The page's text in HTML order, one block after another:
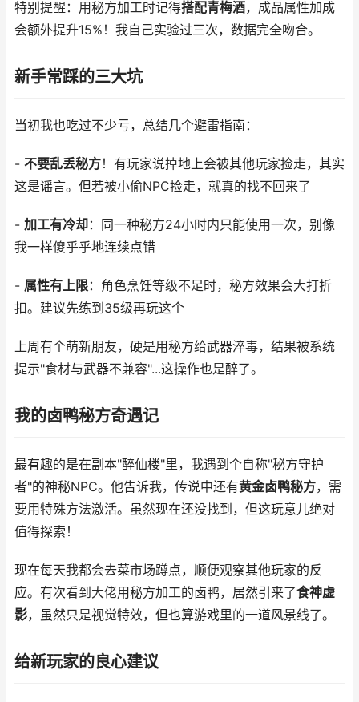
特别提醒：用秘方加工时记得搭配青梅酒，成品属性加成
会额外提升15%！我自己实验过三次，数据完全吻合。
新手常踩的三大坑
当初我也吃过不少亏，总结几个避雷指南：
- 不要乱丢秘方！有玩家说掉地上会被其他玩家捡走，其实
这是谣言。但若被小偷NPC捡走，就真的找不回来了
- 加工有冷却：同一种秘方24小时内只能使用一次，别像
我一样傻乎乎地连续点错
- 属性有上限：角色烹饪等级不足时，秘方效果会大打折
扣。建议先练到35级再玩这个
上周有个萌新朋友，硬是用秘方给武器淬毒，结果被系统
提示"食材与武器不兼容"...这操作也是醉了。
我的卤鸭秘方奇遇记
最有趣的是在副本"醉仙楼"里，我遇到个自称"秘方守护
者"的神秘NPC。他告诉我，传说中还有黄金卤鸭秘方，需
要用特殊方法激活。虽然现在还没找到，但这玩意儿绝对
值得探索！
现在每天我都会去菜市场蹲点，顺便观察其他玩家的反
应。有次看到大佬用秘方加工的卤鸭，居然引来了食神虚
影，虽然只是视觉特效，但也算游戏里的一道风景线了。
给新玩家的良心建议